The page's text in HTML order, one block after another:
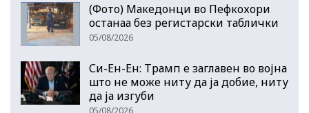
(Фото) Македонци во Пефкохори
останаа без регистарски таблички
05/08/2026
Си-Ен-Ен: Трамп е заглавен во војна
што не може ниту да ја добие, ниту
да ја изгуби
05/08/2026